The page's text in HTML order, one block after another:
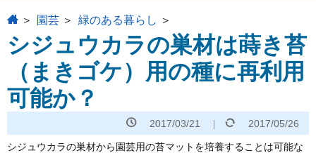
home 園芸 緑のある暮らし
シジュウカラの巣材は蒔き苔
（まきゴケ）用の種に再利用
可能か？
2017/03/21 2017/05/26
シジュウカラの巣材から園芸用の苔マットを培養することは可能な